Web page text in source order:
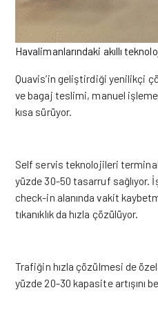
Havalimanlarındaki akıllı
Quavis’in geliştirdiği yenilikçi
ve bagaj teslimi, manuel
kısa sürüyor.
Self servis teknolojileri
yüzde 30-50 tasarruf sağlıyor.
check-in alanında vakit
tıkanıklık da hızla çözülüyor.
Trafiğin hızla çözülmesi de
yüzde 20-30 kapasite artışını